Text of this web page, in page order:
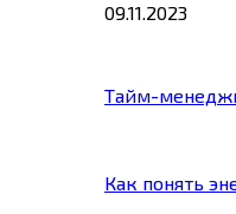
09.11.2023
Тайм-
Как понять